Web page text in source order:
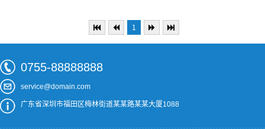
1
0755-88888888
service@domain.com
广东省深圳市福田区梅林街道某某路某某大厦1088